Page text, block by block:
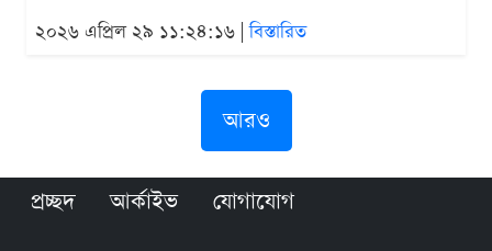
২০২৬ এপ্রিল ২৯ ১১:২৪:১৬ |বিস্তারিত
আরও
প্রচ্ছদ আর্কাইভ যোগাযোগ